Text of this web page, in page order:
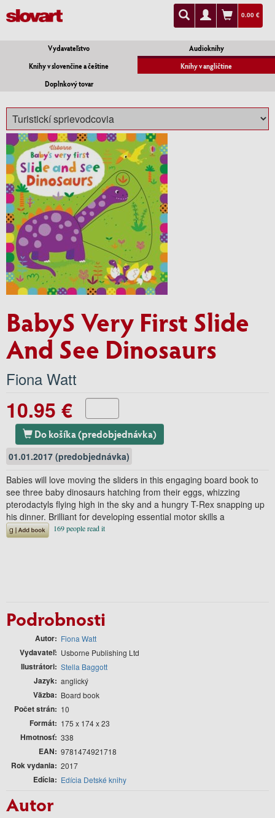
0.00 €
Vydavateľstvo
Audioknihy
Knihy v slovenčine a češtine
Knihy v angličtine
Doplnkový tovar
BabyS Very First Slide
And See Dinosaurs
Fiona Watt
10.95 €
Do košíka (predobjednávka)
01.01.2017 (predobjednávka)
Babies will love moving the sliders in this engaging board book to
see three baby dinosaurs hatching from their eggs, whizzing
pterodactyls flying high in the sky and a hungry T-Rex snapping up
his dinner. Brilliant for developing essential motor skills a
Podrobnosti
Autor Fiona Watt
Vydavateľ Usborne Publishing Ltd
Ilustrátori Stella Baggott
Jazyk anglický
Väzba Board book
Počet strán 10
Formát 175 x 174 x 23
Hmotnosť 338
EAN 9781474921718
Rok vydania 2017
Edícia Edícia Detské knihy
Autor